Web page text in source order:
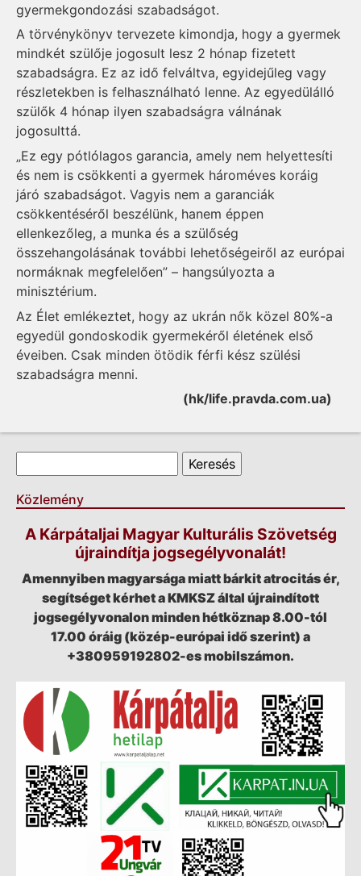
gyermekgondozási szabadságot.
A törvénykönyv tervezete kimondja, hogy a gyermek
mindkét szülője jogosult lesz 2 hónap fizetett
szabadságra. Ez az idő felváltva, egyidejűleg vagy
részletekben is felhasználható lenne. Az egyedülálló
szülők 4 hónap ilyen szabadságra válnának
jogosulttá.
„Ez egy pótlólagos garancia, amely nem helyettesíti
és nem is csökkenti a gyermek hároméves koráig
járó szabadságot. Vagyis nem a garanciák
csökkentéséről beszélünk, hanem éppen
ellenkezőleg, a munka és a szülőség
összehangolásának további lehetőségeiről az európai
normáknak megfelelően” – hangsúlyozta a
minisztérium.
Az Élet emlékeztet, hogy az ukrán nők közel 80%-a
egyedül gondoskodik gyermekéről életének első
éveiben. Csak minden ötödik férfi kész szülési
szabadságra menni.
(hk/life.pravda.com.ua)
Keresés űrlap
Közlemény
A Kárpátaljai Magyar Kulturális Szövetség
újraindítja jogsegélyvonalát!
Amennyiben magyarsága miatt bárkit atrocitás ér,
segítséget kérhet a KMKSZ által újraindított
jogsegélyvonalon minden hétköznap 8.00-tól
17.00 óráig (közép-európai idő szerint) a
+380959192802-es mobilszámon.